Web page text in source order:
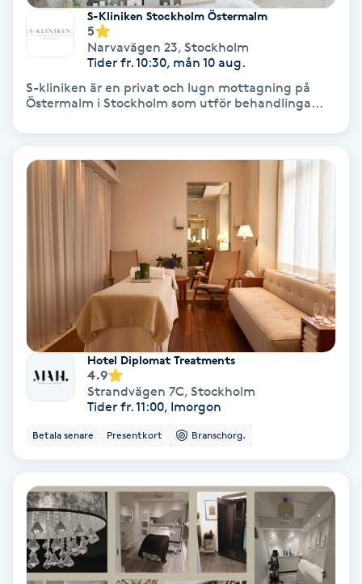
Pigmentbehandling
Powder brows
PRP (Platelet Rich Plasma)
Psoriasis
Radiofrekvens
Rakning
Reflexologi
S-Kliniken Stockholm Östermalm
5
Narvavägen 23, Stockholm
Tider fr. 10:30, mån 10 aug.
S-kliniken är en privat och lugn mottagning på
Östermalm i Stockholm som utför behandlinga...
Hotel Diplomat Treatments
4.9
Strandvägen 7C, Stockholm
Tider fr. 11:00, Imorgon
Betala senare Presentkort Branschorg.